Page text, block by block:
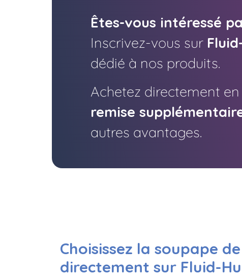
Êtes-vous intéressé
Inscrivez-vous sur
dédié à nos produits.
Achetez directement
remise
autres avantages.
Choisissez la soupape
directement sur Fluid-